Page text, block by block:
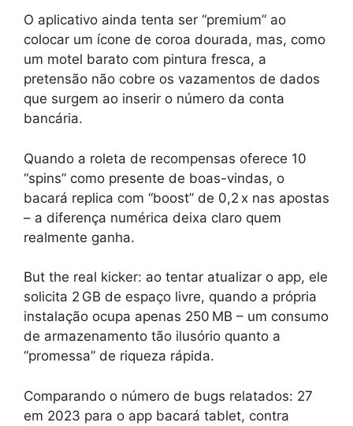
O aplicativo ainda tenta ser “premium” ao
colocar um ícone de coroa dourada, mas, como
um motel barato com pintura fresca, a
pretensão não cobre os vazamentos de dados
que surgem ao inserir o número da conta
bancária.
Quando a roleta de recompensas oferece 10
“spins” como presente de boas-vindas, o
bacará replica com “boost” de 0,2 x nas apostas
– a diferença numérica deixa claro quem
realmente ganha.
But the real kicker: ao tentar atualizar o app, ele
solicita 2 GB de espaço livre, quando a própria
instalação ocupa apenas 250 MB – um consumo
de armazenamento tão ilusório quanto a
“promessa” de riqueza rápida.
Comparando o número de bugs relatados: 27
em 2023 para o app bacará tablet, contra